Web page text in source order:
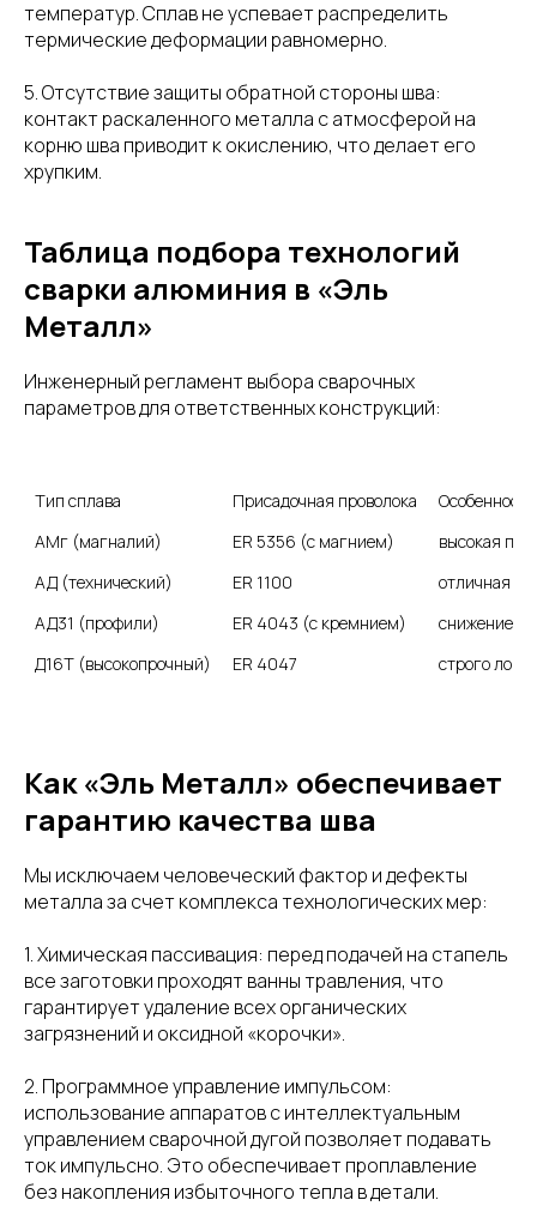
температур. Сплав не успевает распределить
термические деформации равномерно.
5. Отсутствие защиты обратной стороны шва:
контакт раскаленного металла с атмосферой на
корню шва приводит к окислению, что делает его
хрупким.
Таблица подбора технологий
сварки алюминия в «Эль
Металл»
Инженерный регламент выбора сварочных
параметров для ответственных конструкций:
Тип сплава Присадочная проволока
АМг (магналий)
ER 5356 (с магнием)
высокая
АД (технический)
ER 1100
отличная
АД31 (профили)
ER 4043 (с кремнием)
снижение
Д16Т (высокопрочный)
ER 4047 строго
Как «Эль Металл» обеспечивает
гарантию качества шва
Мы исключаем человеческий фактор и дефекты
металла за счет комплекса технологических мер:
1. Химическая пассивация: перед подачей на стапель
все заготовки проходят ванны травления, что
гарантирует удаление всех органических
загрязнений и оксидной «корочки».
2. Программное управление импульсом:
использование аппаратов с интеллектуальным
управлением сварочной дугой позволяет подавать
ток импульсно. Это обеспечивает проплавление
без накопления избыточного тепла в детали.